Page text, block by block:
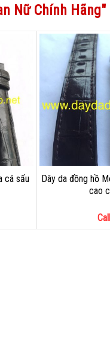
Nữ Chính Hãng"
cá sấu
Dây da đồng hồ
cao
Call